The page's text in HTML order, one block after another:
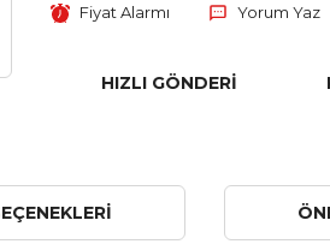
Fiyat Alarmı Yorum Yaz
HIZLI GÖNDERI